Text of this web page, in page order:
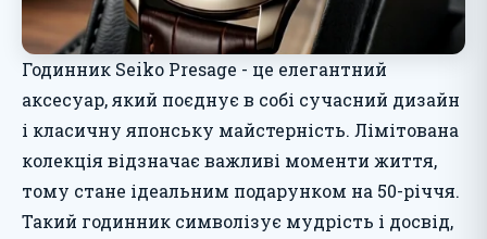
Годинник Seiko Presage - це елегантний
аксесуар, який поєднує в собі сучасний дизайн
і класичну японську майстерність. Лімітована
колекція відзначає важливі моменти життя,
тому стане ідеальним подарунком на 50-річчя.
Такий годинник символізує мудрість і досвід,